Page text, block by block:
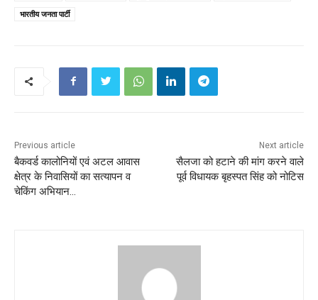
भारतीय जनता पार्टी
Previous article
बैकवर्ड कालोनियों एवं अटल आवास
क्षेत्र के निवासियों का सत्यापन व
चेकिंग अभियान…
Next article
सैलजा को हटाने की मांग करने वाले
पूर्व विधायक बृहस्पत सिंह को नोटिस